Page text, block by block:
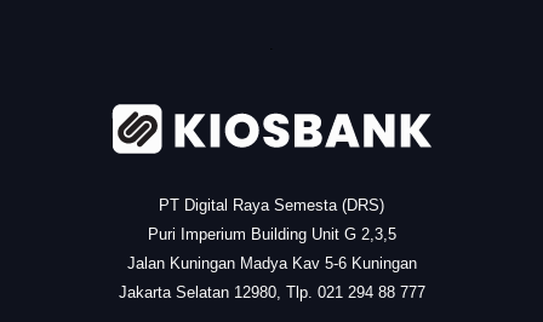
.
PT Digital Raya Semesta (DRS)
Puri Imperium Building Unit G 2,3,5
Jalan Kuningan Madya Kav 5-6 Kuningan
Jakarta Selatan 12980, Tlp. 021 294 88 777